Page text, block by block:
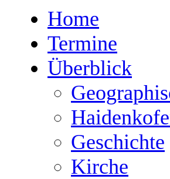
Home
Termine
Überblick
Geschichte
Kirche